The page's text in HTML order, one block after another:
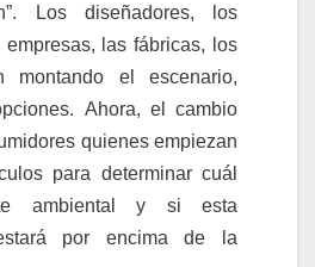
Los diseñadores, los
empresas, las fábricas, los
montando el escenario,
Ahora, el cambio
quienes empiezan
para determinar cuál
ambiental y si esta
por encima de la